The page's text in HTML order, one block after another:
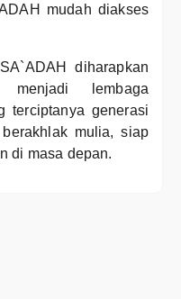
mudah diakses
diharapkan
lembaga
terciptanya generasi
mulia, siap
di masa depan.